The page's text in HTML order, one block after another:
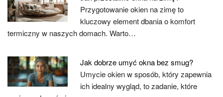
Przygotowanie okien na zimę to
kluczowy element dbania o komfort
termiczny w naszych domach. Warto…
Jak dobrze umyć okna bez smug?
Umycie okien w sposób, który zapewnia
ich idealny wygląd, to zadanie, które